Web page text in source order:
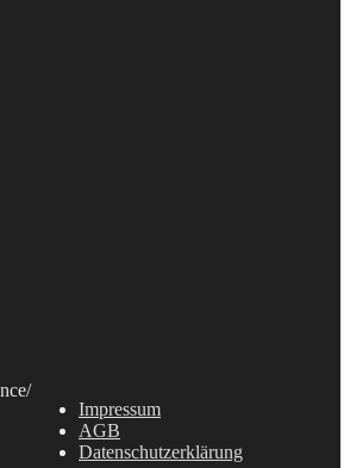
/
Impressum
AGB
Datenschutzerklärung